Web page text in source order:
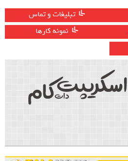
تبلیغات و تماس
نمونه کارها